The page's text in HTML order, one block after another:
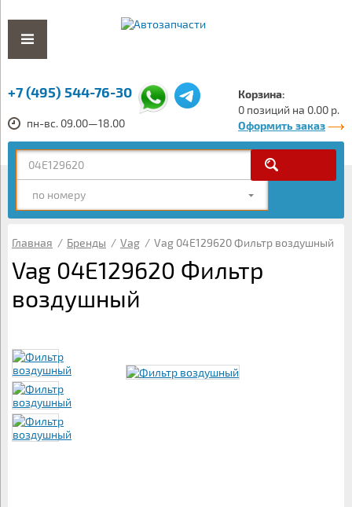
+7 (495) 544-76-30
пн-вс. 09.00—18.00
Корзина:
0 позиций на 0.00 р.
Оформить заказ
по номеру
Главная / Бренды / Vag / Vag 04E129620 Фильтр воздушный
Vag 04E129620 Фильтр
воздушный